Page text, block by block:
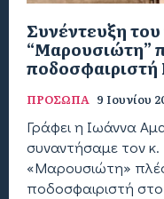
Συνέντευξη
“Μαρουσιώτη”
ΠΡΟΣΩΠΑ 9 Ιουνίου
Γράφει η Ιωάννα Αμαξηλάτη Για
συναντήσαμε τον
«Μαρουσιώτη»
ποδοσφαιριστή στο